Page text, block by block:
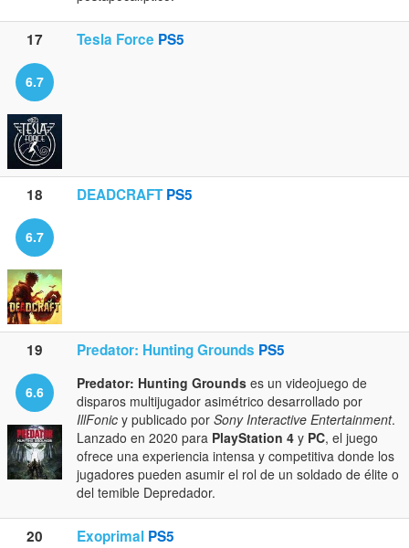
17 Tesla Force PS5
6.7
18 DEADCRAFT PS5
6.7
19 Predator: Hunting Grounds PS5
6.6 Predator: Hunting Grounds es un videojuego de
disparos multijugador asimétrico desarrollado por
IllFonic y publicado por Sony Interactive Entertainment.
Lanzado en 2020 para PlayStation 4 y PC, el juego
ofrece una experiencia intensa y competitiva donde los
jugadores pueden asumir el rol de un soldado de élite o
del temible Depredador.
20 Exoprimal PS5